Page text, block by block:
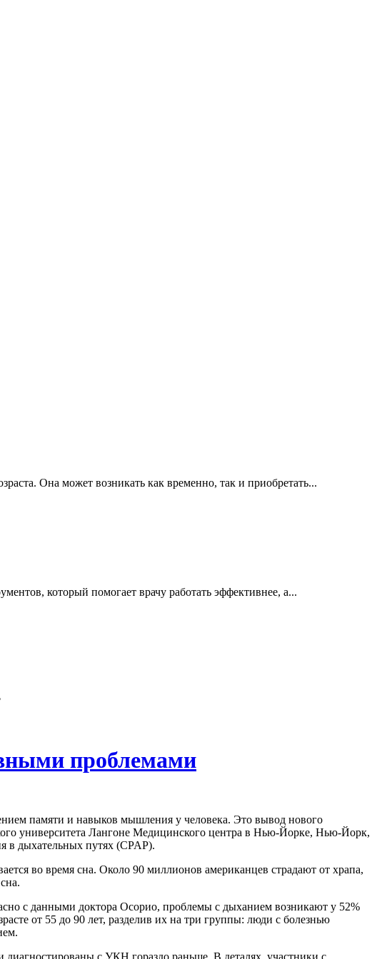
Она может возникать как временно, так и приобретать...
который помогает врачу работать эффективнее, а...
проблемами
памяти и навыков мышления у человека. Это вывод нового
университета Лангоне Медицинского центра в Нью-Йорке, Нью-Йорк,
в дыхательных путях (CPAP).
во время сна. Около 90 миллионов американцев страдают от храпа,
с данными доктора Осорио, проблемы с дыханием возникают у 52%
от 55 до 90 лет, разделив их на три группы: люди с болезнью
с УКН гораздо раньше. В деталях, участники с